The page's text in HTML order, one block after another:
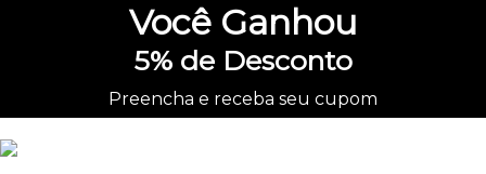
Você Ganhou
5%de Desconto
Preencha e receba seu cupom